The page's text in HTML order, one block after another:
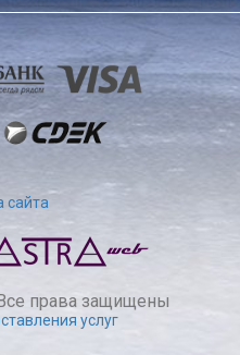
сайта
права защищены
услуг